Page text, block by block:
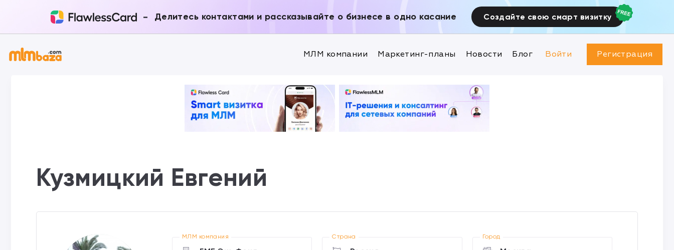
- Делитесь контактами и рассказывайте о бизнесе в одно касание Создайте свою смарт визитку
МЛМ компании Маркетинг-планы Новости Блог Войти Регистрация
Кузмицкий Евгений
МЛМ компания Страна Город